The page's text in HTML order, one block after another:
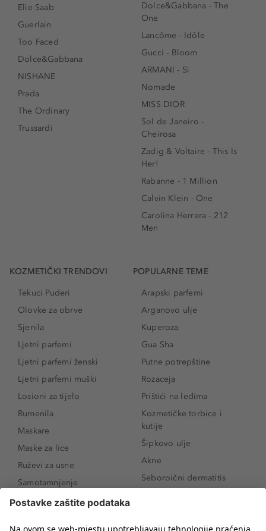
Elie Saab
Guerlain
Too Faced
Dolce&Gabbana
NISHANE
Prada
The Ordinary
Trussardi
Dolce&Gabbana - The
One
Lancôme - Idôle
Gucci - Bloom
ARMANI - Sì
Nomade
MISS DIOR
Sol de Janeiro -
Cheirosa
Zadig & Voltaire - This Is
Her!
Rabanne - 1 Million
Calvin Klein - One
Carolina Herrera - 212
Men
KOZMETIČKI TRENDOVI
Tekuci Puderi
Olovke za obrve
Sjenila
Ljetni parfemi
Ljetni parfemi ženski
Ljetni parfemi muški
Losioni za tijelo
Rumenila
Maskare
Maske za lice
Ruževi za usne
Samotamnjenje
Puderi
POPULARNE TEME
Arapski parfemi
Arganovo ulje
Kuperoza
Gua Sha
Putne potrepštine
Rozaceja
Prištići na leđima
Kozmetičke torbice i
kutije
Šipkovo ulje
Akne
Seboroični dermatitis